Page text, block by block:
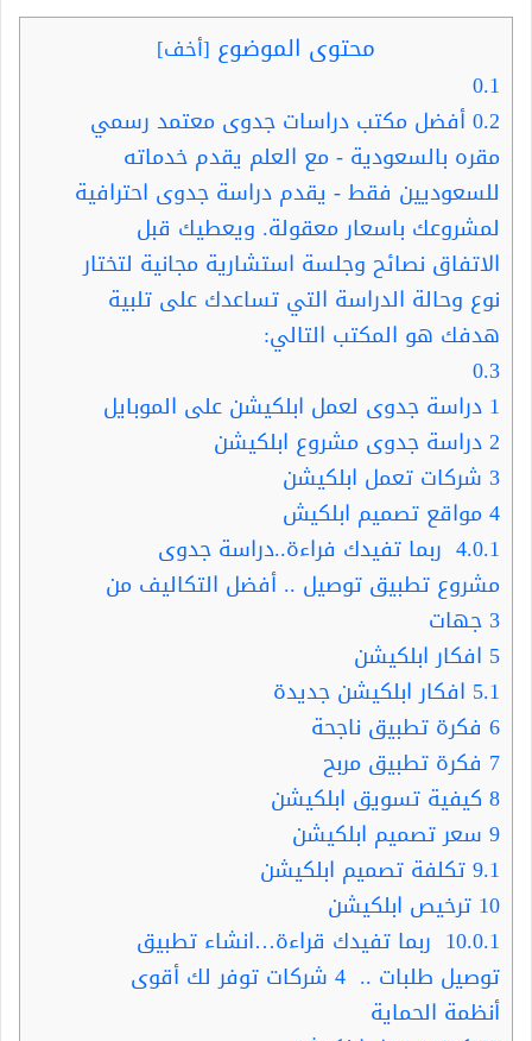
محتوى الموضوع [أخف]
0.1
0.2أفضل مكتب دراسات جدوى معتمد رسمي
مقره بالسعودية - مع العلم يقدم خدماته
للسعوديين فقط - يقدم دراسة جدوى احترافية
لمشروعك باسعار معقولة. ويعطيك قبل
الاتفاق نصائح وجلسة استشارية مجانية لتختار
نوع وحالة الدراسة التي تساعدك على تلبية
هدفك هو المكتب التالي:
0.3
1 دراسة جدوى لعمل ابلكيشن على الموبايل
2دراسة جدوى مشروع ابلكيشن
3 شركات تعمل ابلكيشن
4مواقع تصميم ابلكيش
4.0.1 ربما تفيدك فراءة..دراسة جدوى
مشروع تطبيق توصيل .. أفضل التكاليف من
3 جهات
5 افكار ابلكيشن
5.1 افكار ابلكيشن جديدة
6 فكرة تطبيق ناجحة
7 فكرة تطبيق مربح
8 كيفية تسويق ابلكيشن
9 سعر تصميم ابلكيشن
9.1تكلفة تصميم ابلكيشن
10 ترخيص ابلكيشن
10.0.1 ربما تفيدك قراءة…انشاء تطبيق
توصيل طلبات .. 4 شركات توفر لك أقوى
أنظمة الحماية